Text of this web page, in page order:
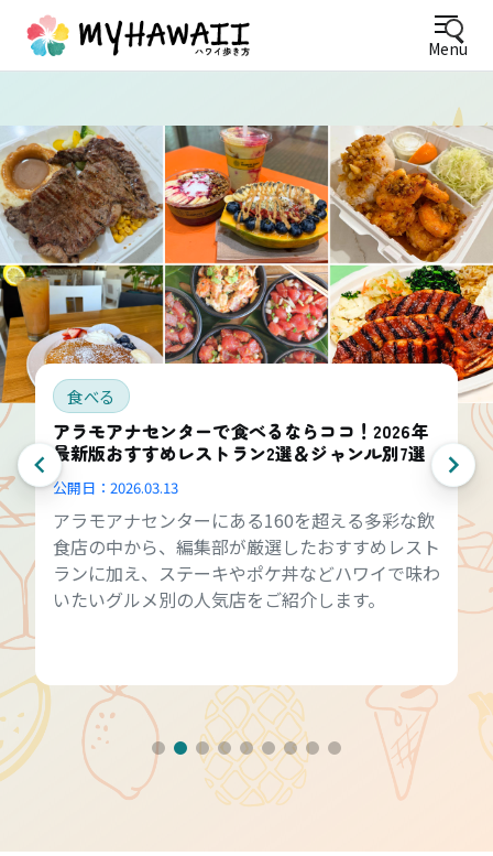
Menu
食べる
アラモアナセンターで食べるならココ！2026年
最新版おすすめレストラン2選＆ジャンル別7選
公開日： 2026.03.13
アラモアナセンターにある160を超える多彩な飲
食店の中から、編集部が厳選したおすすめレスト
ランに加え、ステーキやポケ丼などハワイで味わ
いたいグルメ別の人気店をご紹介します。